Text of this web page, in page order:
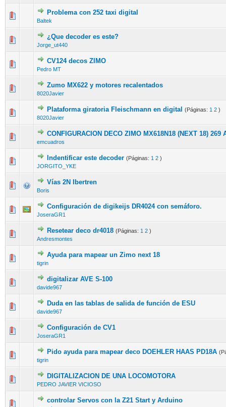
Problema con 252 taxi digital
Baltek
¿Que decoder es este?
Jorge_ut440
CV124 decos ZIMO
Pedro MT
Zumo MX622 y motores recalentados
8020Javier
Plataforma giratoria Fleischmann en digital (Páginas: 1 2 )
8020Javier
CONFIGURACION DECO ZIMO MX618N18 (NEXT 18) 269
emcuadros
Indentificar este decoder (Páginas: 1 2 )
JORGITO_YKE
Vías 2N Ibertren
Boris
Configuración de digikeijs DR4024 con semáforo.
JoseraGR1
Resetear deco dr4018 (Páginas: 1 2 )
Andresmontes
Ayuda para mapear un Zimo next 18
tigrin
digitalizar AVE S-100
davide967
Duda en las tablas de salida de función de ESU
davide967
Configuración de CV1
JoseraGR1
Pido ayuda para mapear deco DOEHLER HAAS PD18A
tigrin
DIGITALIZACION DE UNA LOCOMOTORA
PEDRO JAVIER VICIOSO
controlar Servos con la Z21 Start y Arduino